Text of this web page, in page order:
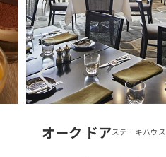
オーク ドアステーキハウス